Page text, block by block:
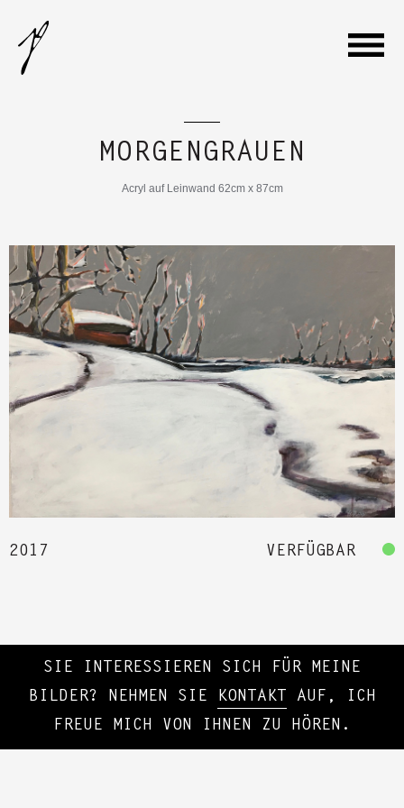
WILLKOMMEN
GALERIE
AUSSTELLUNGEN
KONTAKT
MORGENGRAUEN
Acryl auf Leinwand 62cm x 87cm
2017 VERFÜGBAR
SIE INTERESSIEREN SICH FÜR MEINE
BILDER? NEHMEN SIE
KONTAKT
AUF, ICH
FREUE MICH VON IHNEN ZU HÖREN.